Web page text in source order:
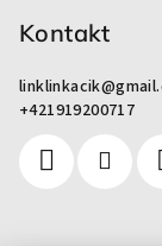
Kontakt
linklinkacik@
+421919200717